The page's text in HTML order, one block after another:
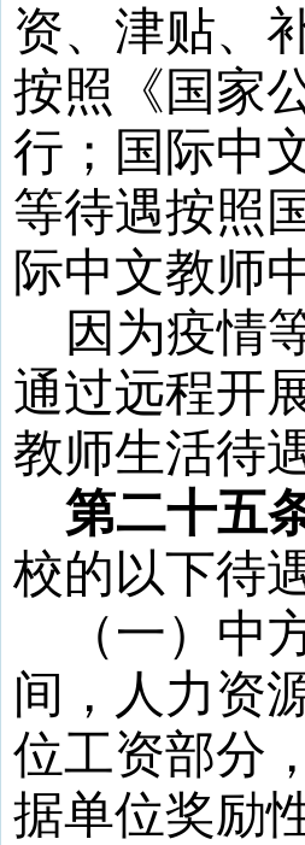
资、津贴、
按照《国家
行；国际中
等待遇按照
际中文教师
因为疫情
通过远程开
教师生活待
第二十五
校的以下待
（一）中
间，人力资
位工资部分
据单位奖励